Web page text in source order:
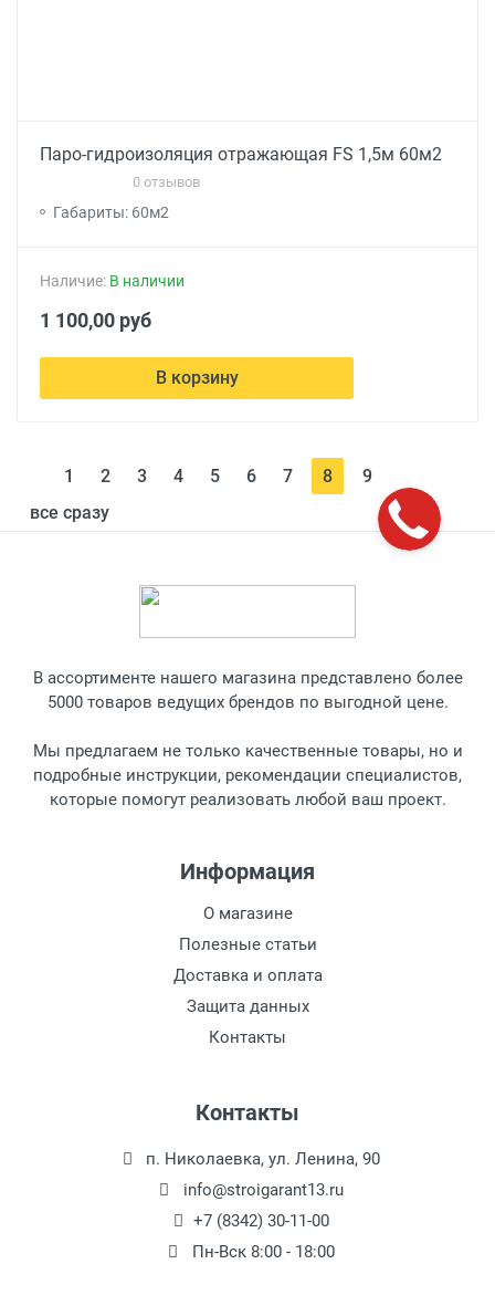
Паро-гидроизоляция отражающая FS 1,5м 60м2
0 отзывов
Габариты: 60м2
Наличие: В наличии
1 100,00 руб
В корзину
1 2 3 4 5 6 7 8
9
все сразу
В ассортименте нашего магазина представлено более
5000 товаров ведущих брендов по выгодной цене.
Мы предлагаем не только качественные товары, но и
подробные инструкции, рекомендации специалистов,
которые помогут реализовать любой ваш проект.
Информация
О магазине
Полезные статьи
Доставка и оплата
Защита данных
Контакты
Контакты
п. Николаевка, ул. Ленина, 90
info@stroigarant13.ru
+7 (8342) 30-11-00
Пн-Вск 8:00 - 18:00